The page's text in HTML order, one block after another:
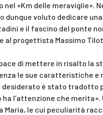
nel «Km delle meraviglie».
dunque voluto dedicare
e il fascino del ponte
al progettista Massimo
di mettere in risalto la
le sue caratteristiche e
desiderato è stato tradotto
l’attenzione che
Maria, le cui peculiarità